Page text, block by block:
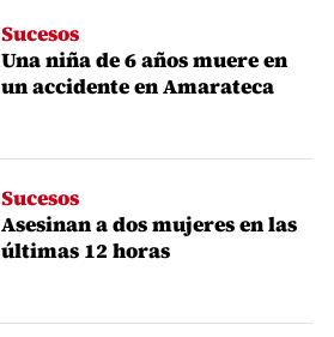
Sucesos
Una niña de 6 años muere en
un accidente en Amarateca
Sucesos
Asesinan a dos mujeres en las
últimas 12 horas